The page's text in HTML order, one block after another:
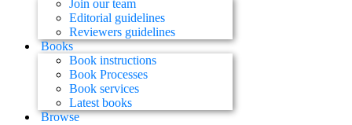
Join our team
Editorial guidelines
Reviewers guidelines
Books
Book instructions
Book Processes
Book services
Latest books
Browse